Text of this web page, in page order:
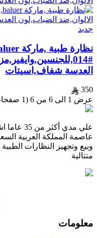
جديد
العدسة شفاف,اسيتات
350
عرض 1 الى 6 من 6 (1 صفحات)
علي مدي
عاصمة المملكة العربية
وبيع وتجهيز النظارات
متتالية
معلومات